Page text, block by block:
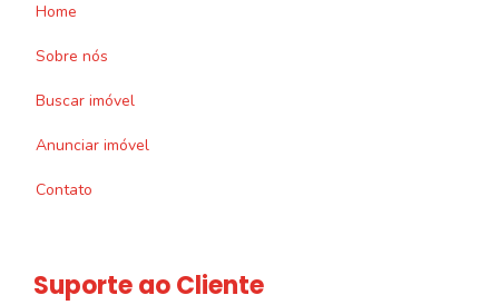
Home
Sobre nós
Buscar imóvel
Anunciar imóvel
Contato
Suporte ao Cliente